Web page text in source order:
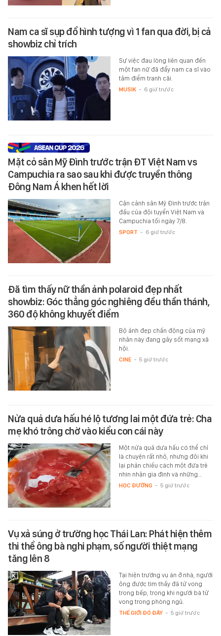
Nam ca sĩ sụp đổ hình tượng vì 1 fan qua đời, bị cả
showbiz chỉ trích
Sự việc đau lòng liên quan đến
một fan nữ đã đẩy nam ca sĩ vào
tâm điểm tranh cãi.
MUSIK - 6 giờ trước
Mặt cỏ sân Mỹ Đình trước trận ĐT Việt Nam vs
Campuchia ra sao sau khi được truyền thông
Đông Nam Á khen hết lời
Cận cảnh sân Mỹ Đình trước trận
đấu của đội tuyển Việt Nam và
Campuchia tối ngày 7/8.
SPORT - 6 giờ trước
Đã tìm thấy nữ thần ảnh polaroid đẹp nhất
showbiz: Góc thẳng góc nghiêng đều thần thánh,
360 độ không khuyết điểm
Bộ ảnh đẹp chấn động của mỹ
nhân này đang gây sốt mạng xã
hội.
CINE - 5 giờ trước
Nửa quả dưa hấu hé lộ tương lai một đứa trẻ: Cha
mẹ khó trông chờ vào kiểu con cái này
Một nửa quả dưa hấu có thể chỉ
là chuyện rất nhỏ, nhưng đôi khi
lại phản chiếu cách một đứa trẻ
nhìn nhận gia đình và những…
HỌC ĐƯỜNG - 5 giờ trước
Vụ xả súng ở trường học Thái Lan: Phát hiện thêm
thi thể ông bà nghi phạm, số người thiệt mạng
tăng lên 8
Tại hiện trường vụ án ở nhà, người
ông được tìm thấy đã tử vong
trong bếp, trong khi người bà tử
vong trong phòng ngủ.
THẾ GIỚI ĐÓ ĐÂY - 5 giờ trước